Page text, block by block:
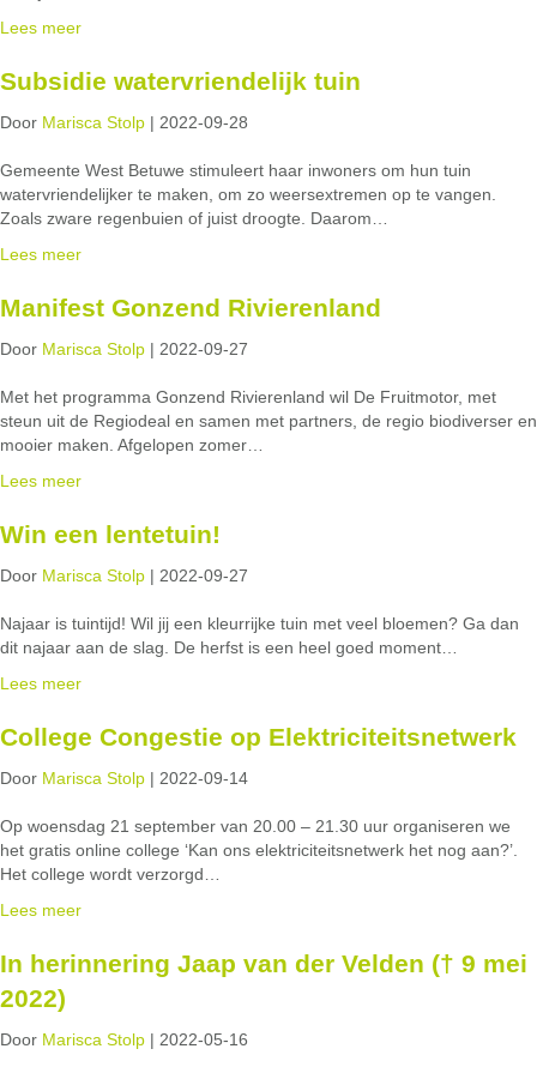
Lees meer
Subsidie watervriendelijk tuin
Door Marisca Stolp | 2022-09-28
Gemeente West Betuwe stimuleert haar inwoners om hun tuin
watervriendelijker te maken, om zo weersextremen op te vangen.
Zoals zware regenbuien of juist droogte. Daarom…
Lees meer
Manifest Gonzend Rivierenland
Door Marisca Stolp | 2022-09-27
Met het programma Gonzend Rivierenland wil De Fruitmotor, met
steun uit de Regiodeal en samen met partners, de regio biodiverser en
mooier maken. Afgelopen zomer…
Lees meer
Win een lentetuin!
Door Marisca Stolp | 2022-09-27
Najaar is tuintijd! Wil jij een kleurrijke tuin met veel bloemen? Ga dan
dit najaar aan de slag. De herfst is een heel goed moment…
Lees meer
College Congestie op Elektriciteitsnetwerk
Door Marisca Stolp | 2022-09-14
Op woensdag 21 september van 20.00 – 21.30 uur organiseren we
het gratis online college ‘Kan ons elektriciteitsnetwerk het nog aan?’.
Het college wordt verzorgd…
Lees meer
In herinnering Jaap van der Velden († 9 mei
2022)
Door Marisca Stolp | 2022-05-16